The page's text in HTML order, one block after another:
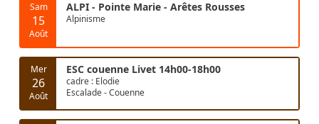
Sam
15
Août
ALPI - Pointe Marie - Arêtes Rousses
Alpinisme
Mer
26
Août
ESC couenne Livet 14h00-18h00
cadre : Elodie
Escalade - Couenne